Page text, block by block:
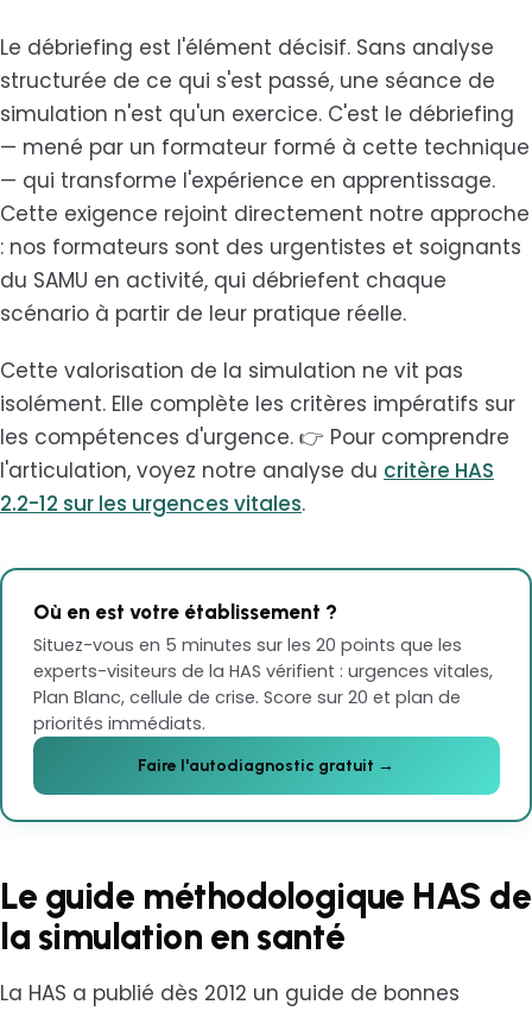
Le débriefing est l'élément décisif. Sans analyse
structurée de ce qui s'est passé, une séance de
simulation n'est qu'un exercice. C'est le débriefing
— mené par un formateur formé à cette technique
— qui transforme l'expérience en apprentissage.
Cette exigence rejoint directement notre approche
: nos formateurs sont des urgentistes et soignants
du SAMU en activité, qui débriefent chaque
scénario à partir de leur pratique réelle.
Cette valorisation de la simulation ne vit pas
isolément. Elle complète les critères impératifs sur
les compétences d'urgence. 👉 Pour comprendre
l'articulation, voyez notre analyse du critère HAS
2.2-12 sur les urgences vitales.
Où en est votre établissement ?
Situez-vous en 5 minutes sur les 20 points que les
experts-visiteurs de la HAS vérifient : urgences vitales,
Plan Blanc, cellule de crise. Score sur 20 et plan de
priorités immédiats.
Faire l'autodiagnostic gratuit →
Le guide méthodologique HAS de
la simulation en santé
La HAS a publié dès 2012 un guide de bonnes